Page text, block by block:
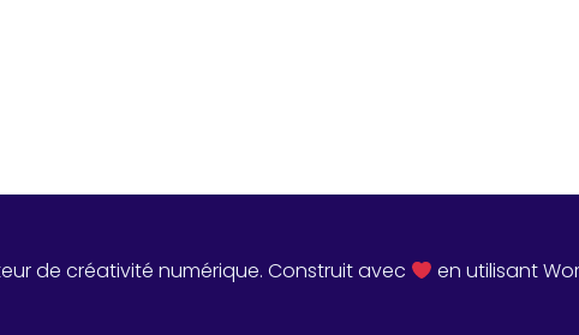
de créativité numérique. Construit avec en utilisant